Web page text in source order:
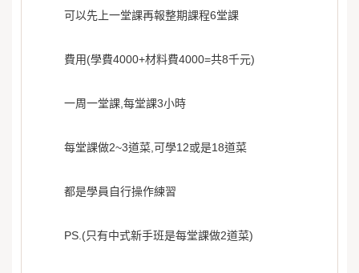
可以先上一堂課再報整期課程6堂課
費用(學費4000+材料費4000=共8千元)
一周一堂課,每堂課3小時
每堂課做2~3道菜,可學12或是18道菜
都是學員自行操作練習
PS.(只有中式新手班是每堂課做2道菜)